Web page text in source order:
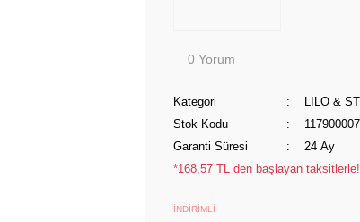
0 Yorum
Kategori
LILO &
Stok Kodu
Garanti Süresi
24 Ay
*168,57 TL den başlayan taksitlerle!
İNDİRİMLİ